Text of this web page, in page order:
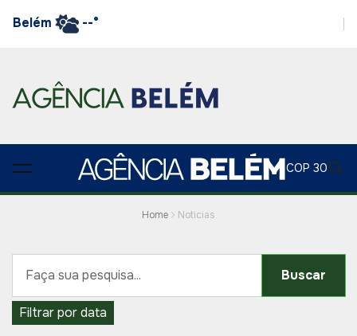
Belém --°
COP 30
Home Noticias
Buscar
Filtrar por data